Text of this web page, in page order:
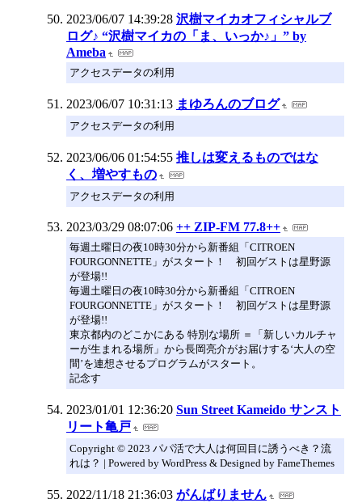
2023/06/07 14:39:28 沢樹マイカオフィシャルブ
ログ♪ “沢樹マイカの「ま、いっか♪」” by
Ameba
アクセスデータの利用
2023/06/07 10:31:13 まゆろんのブログ
アクセスデータの利用
2023/06/06 01:54:55 推しは変えるものではな
く、増やすもの
アクセスデータの利用
2023/03/29 08:07:06 ++ ZIP-FM 77.8++
毎週土曜日の夜10時30分から新番組「CITROEN
FOURGONNETTE」がスタート！ 初回ゲストは星野源
が登場!!
毎週土曜日の夜10時30分から新番組「CITROEN
FOURGONNETTE」がスタート！ 初回ゲストは星野源
が登場!!
東京都内のどこかにある 特別な場所 ＝「新しいカルチャ
ーが生まれる場所」から長岡亮介がお届けする‘大人の空
間’を連想させるプログラムがスタート。
記念す
2023/01/01 12:36:20 Sun Street Kameido サンスト
リート亀戸
Copyright © 2023 パパ活で大人は何回目に誘うべき？流
れは？ | Powered by WordPress & Designed by FameThemes
2022/11/18 21:36:03 がんばりません